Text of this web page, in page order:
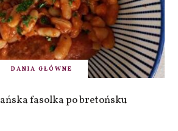
DANIA GŁÓWNE
fasolka po bretońsku